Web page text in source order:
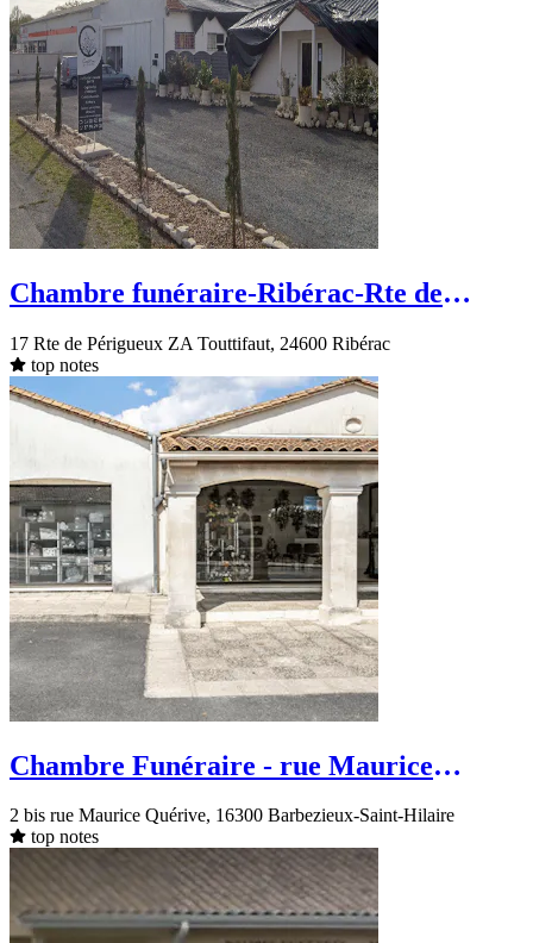
Chambre funéraire-Ribérac-Rte de
17 Rte de Périgueux ZA Touttifaut, 24600 Ribérac
top notes
Chambre Funéraire - rue Maurice
2 bis rue Maurice Quérive, 16300 Barbezieux-Saint-Hilaire
top notes